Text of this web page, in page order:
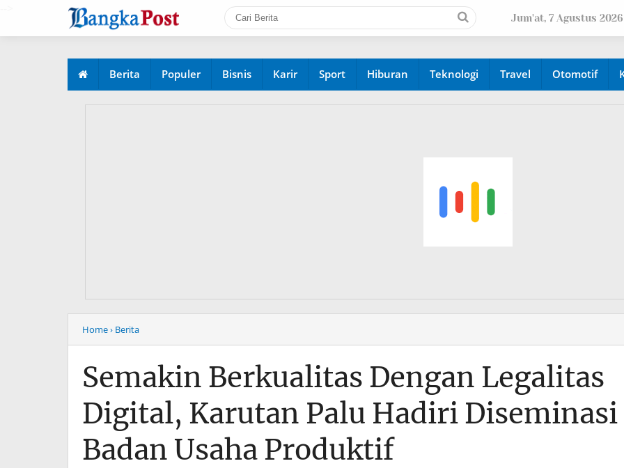
Jum'at, 7 Agustus 2026
Berita Populer Bisnis Karir Sport Hiburan Teknologi Travel Otomotif
Home› Berita
Semakin Berkualitas Dengan Legalitas
Digital, Karutan Palu Hadiri Diseminasi
Badan Usaha Produktif